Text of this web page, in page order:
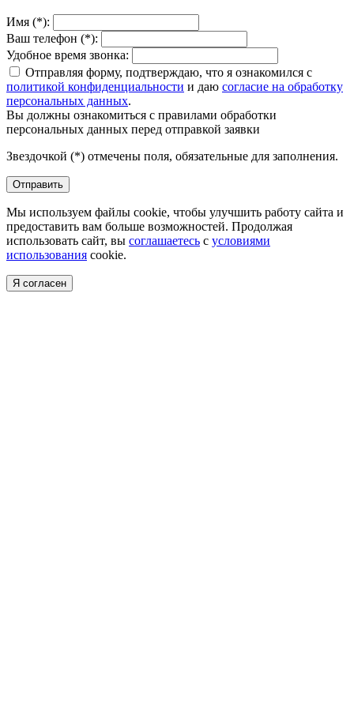
Имя (*):
Ваш телефон (*):
Удобное время звонка:
Отправляя форму, подтверждаю, что я ознакомился с
политикой конфиденциальности и даю согласие на обработку
персональных данных.
Вы должны ознакомиться с правилами обработки
персональных данных перед отправкой заявки
Звездочкой (*) отмечены поля, обязательные для заполнения.
Отправить
Мы используем файлы cookie, чтобы улучшить работу сайта и
предоставить вам больше возможностей. Продолжая
использовать сайт, вы соглашаетесь с условиями
использования cookie.
Я согласен